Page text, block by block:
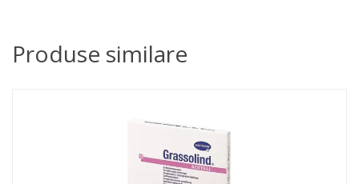
Produse similare